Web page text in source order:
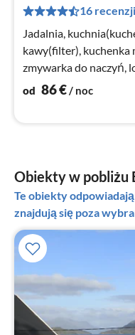
16 recenzji
Jadalnia,
kawy(filter), kuchenka
zmywarka do naczyń,
pralka)
od 86€/ noc
Obiekty w pobliżu
Te obiekty
znajdują się poza